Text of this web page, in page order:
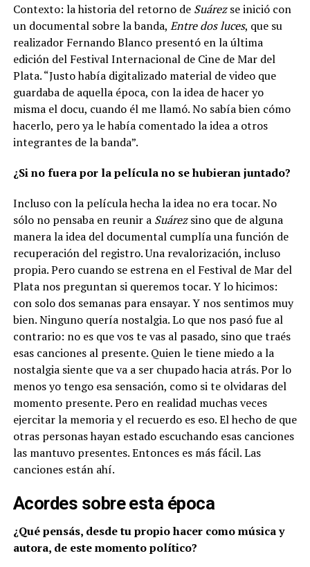
Contexto: la historia del retorno de Suárezse inició con
un documental sobre la banda, Entre dos luces, que su
realizador Fernando Blanco presentó en la última
edición del Festival Internacional de Cine de Mar del
Plata. “Justo había digitalizado material de video que
guardaba de aquella época, con la idea de hacer yo
misma el docu, cuando él me llamó. No sabía bien cómo
hacerlo, pero ya le había comentado la idea a otros
integrantes de la banda”.
¿Si no fuera por la película no se hubieran juntado?
Incluso con la película hecha la idea no era tocar. No
sólo no pensaba en reunir a Suárezsino que de alguna
manera la idea del documental cumplía una función de
recuperación del registro. Una revalorización, incluso
propia. Pero cuando se estrena en el Festival de Mar del
Plata nos preguntan si queremos tocar. Y lo hicimos:
con solo dos semanas para ensayar. Y nos sentimos muy
bien. Ninguno quería nostalgia. Lo que nos pasó fue al
contrario: no es que vos te vas al pasado, sino que traés
esas canciones al presente. Quien le tiene miedo a la
nostalgia siente que va a ser chupado hacia atrás. Por lo
menos yo tengo esa sensación, como si te olvidaras del
momento presente. Pero en realidad muchas veces
ejercitar la memoria y el recuerdo es eso. El hecho de que
otras personas hayan estado escuchando esas canciones
las mantuvo presentes. Entonces es más fácil. Las
canciones están ahí.
Acordes sobre esta época
¿Qué pensás, desde tu propio hacer como música y
autora, de este momento político?